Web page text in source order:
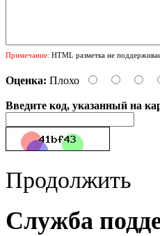
Примечание: HTML разметка не
Оценка: Плохо
Введите код, указанный на
Продолжить
Служба